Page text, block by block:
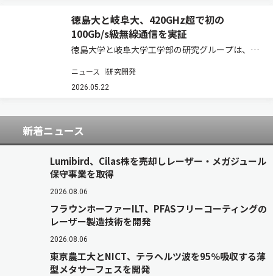
徳島大と岐阜大、420GHz超で初の
100Gb/s級無線通信を実証
徳島大学と岐阜大学工学部の研究グループは、光
ツ波生成と多値変調技術を組み合わせたマイクロ
光コム駆動型テラヘルツ通信システムを開発した
ニュース 研究開発
2026.05.22
新着ニュース
Lumibird、Cilas株を売却しレーザー・メガジュール
保守事業を取得
2026.08.06
フラウンホーファーILT、PFASフリーコーティングの
レーザー製造技術を開発
2026.08.06
東京農工大とNICT、テラヘルツ波を95％吸収する薄
型メタサーフェスを開発